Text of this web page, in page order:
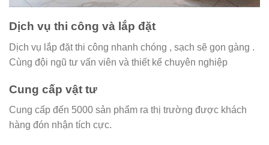
Dịch vụ thi công và lắp đặt
Dịch vụ lắp đặt thi công nhanh chóng , sạch sẽ gọn gàng .
Cùng đội ngũ tư vấn viên và thiết kế chuyên nghiệp
Cung cấp vật tư
Cung cấp đến 5000 sản phẩm ra thị trường được khách
hàng đón nhận tích cực.